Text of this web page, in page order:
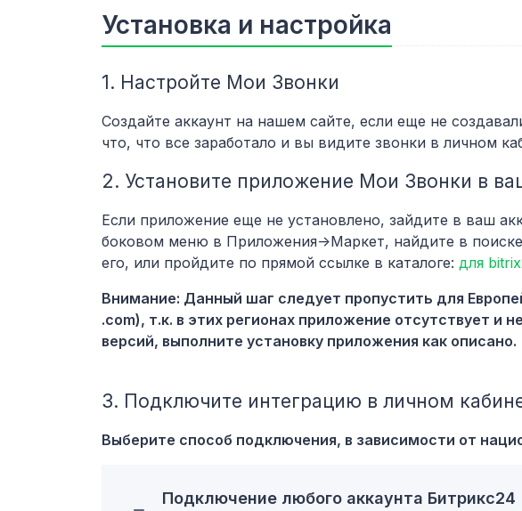
Установка и настройка
1. Настройте Мои Звонки
Создайте аккаунт на нашем сайте, если еще не
что, что все заработало и вы видите звонки в личном
2. Установите приложение Мои Звонки в
Если приложение еще не установлено, зайдите в ваш
боковом меню в Приложения->Маркет, найдите в
его, или пройдите по прямой ссылке в каталоге: для
Внимание: Данный шаг следует пропустить для
.com), т.к. в этих регионах приложение отсутствует и
версий, выполните установку приложения как описано.
3. Подключите интеграцию в личном
Выберите способ подключения, в зависимости от
Подключение любого аккаунта